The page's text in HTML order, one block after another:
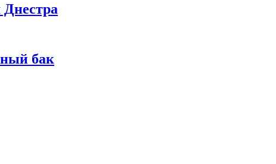
Днестра
бак